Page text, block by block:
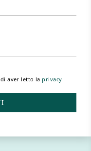
aver letto la privacy